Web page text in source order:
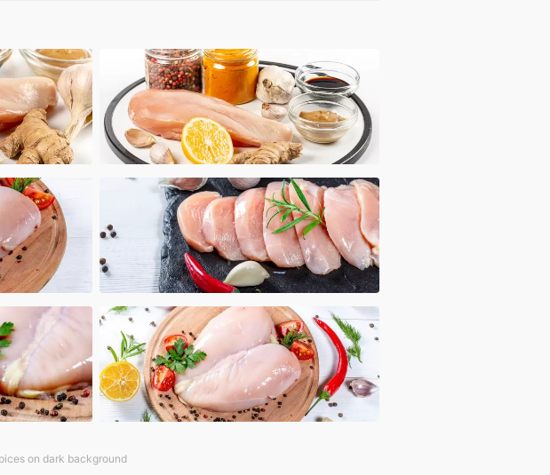
on dark background